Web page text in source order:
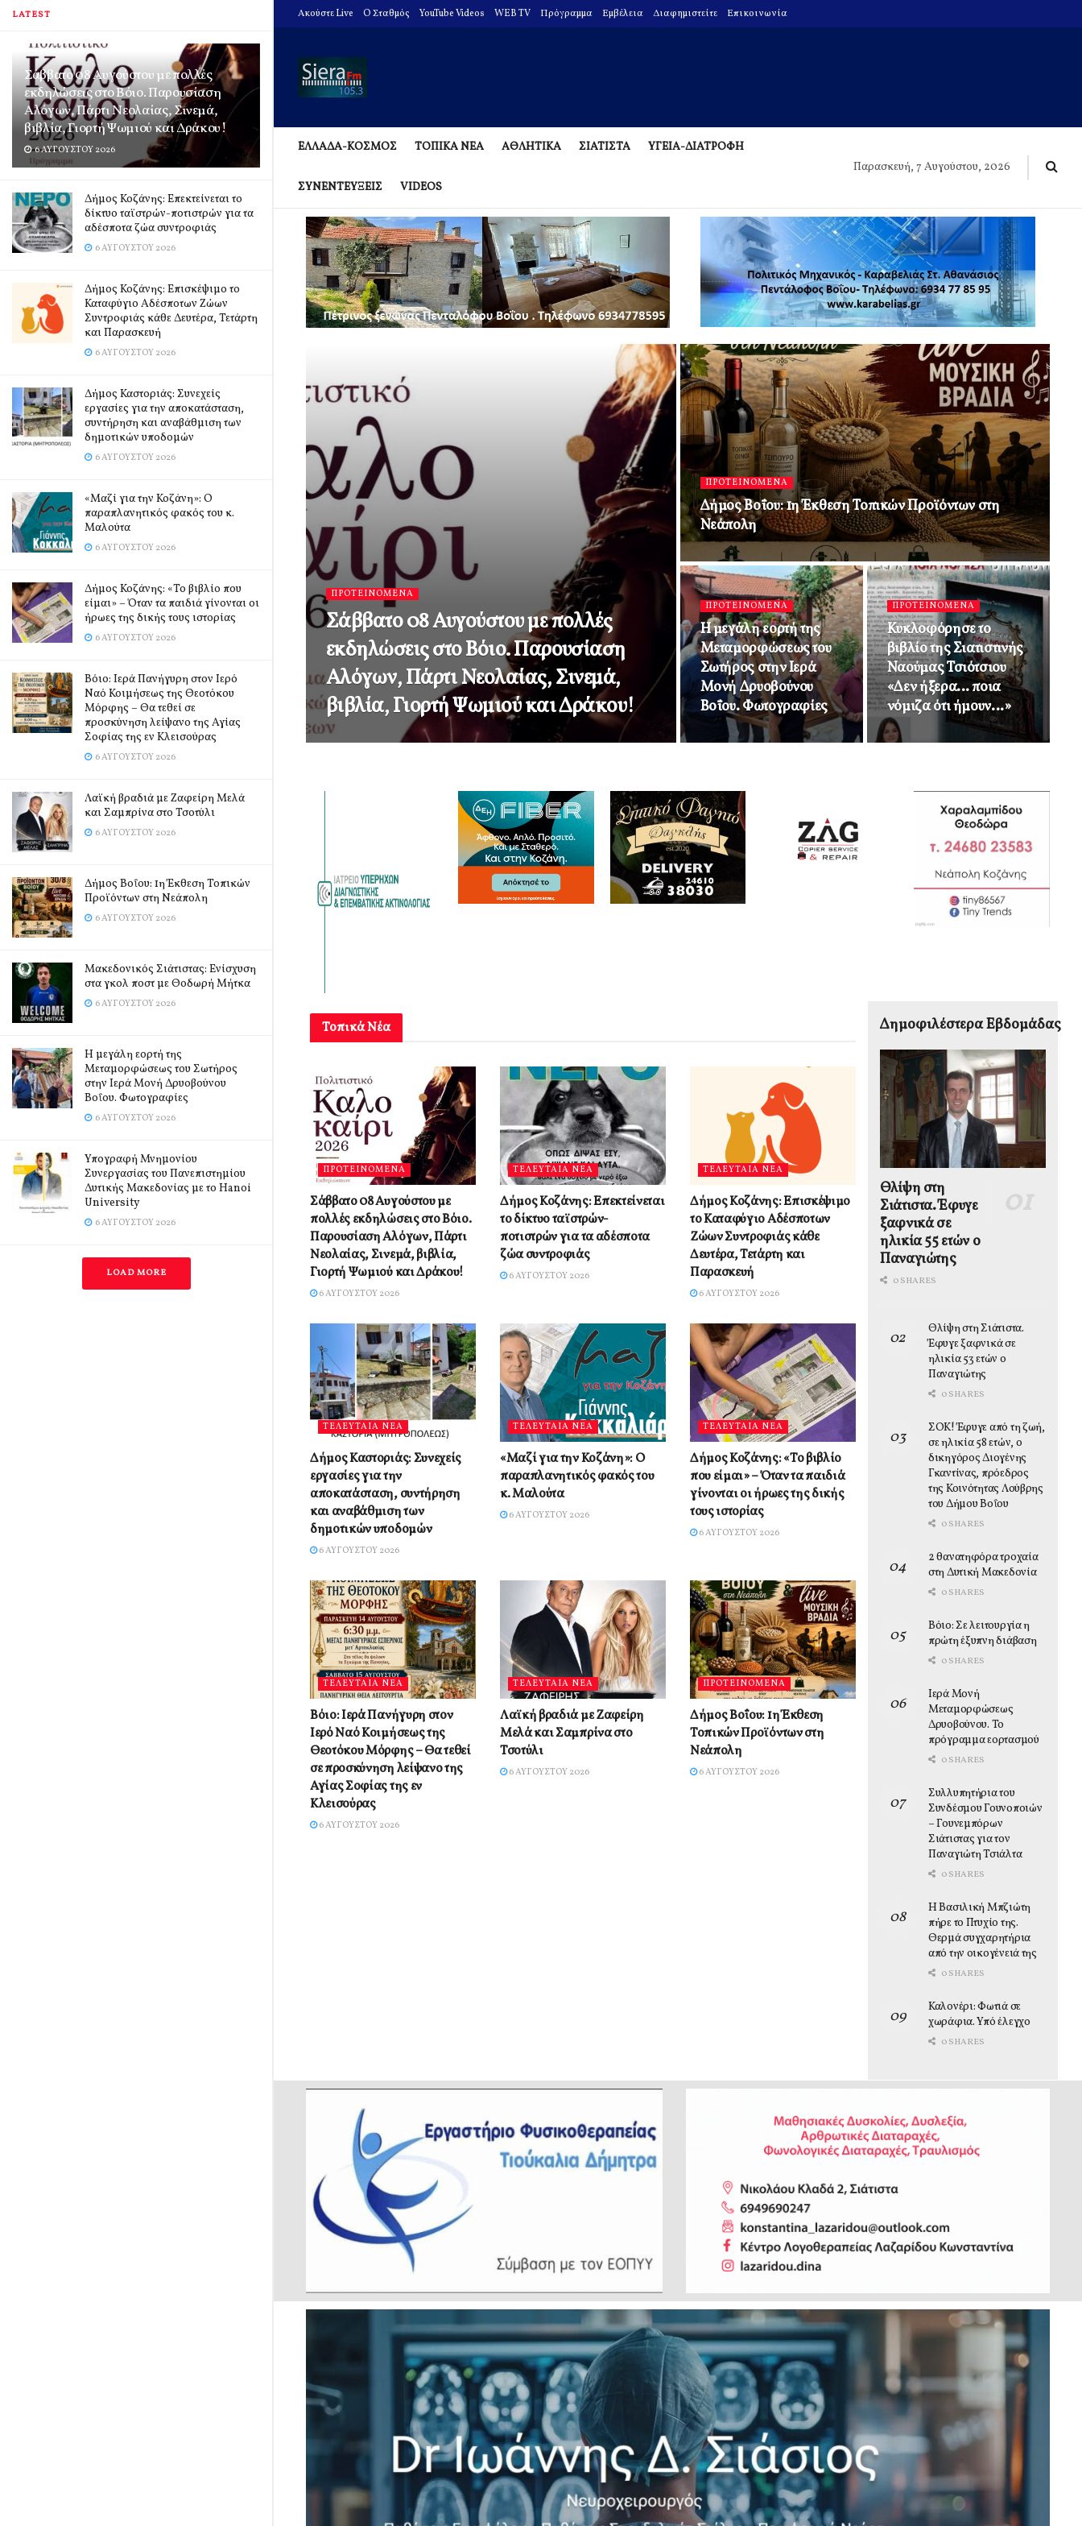
LATEST
Σάββατο 08 Αυγούστου με πολλές
εκδηλώσεις στο Βόιο. Παρουσίαση
Αλόγων, Πάρτι Νεολαίας, Σινεμά,
βιβλία, Γιορτή Ψωμιού και Δράκου!
6 ΑΥΓΟΎΣΤΟΥ 2026
Δήμος Κοζάνης: Επεκτείνεται το
δίκτυο ταϊστρών-ποτιστρών για τα
αδέσποτα ζώα συντροφιάς
6 ΑΥΓΟΎΣΤΟΥ 2026
Δήμος Κοζάνης: Επισκέψιμο το
Καταφύγιο Αδέσποτων Ζώων
Συντροφιάς κάθε Δευτέρα, Τετάρτη
και Παρασκευή
6 ΑΥΓΟΎΣΤΟΥ 2026
Δήμος Καστοριάς: Συνεχείς
εργασίες για την αποκατάσταση,
συντήρηση και αναβάθμιση των
δημοτικών υποδομών
6 ΑΥΓΟΎΣΤΟΥ 2026
«Μαζί για την Κοζάνη»: Ο
παραπλανητικός φακός του κ.
Μαλούτα
6 ΑΥΓΟΎΣΤΟΥ 2026
Δήμος Κοζάνης: «Το βιβλίο που
είμαι» – Όταν τα παιδιά γίνονται οι
ήρωες της δικής τους ιστορίας
6 ΑΥΓΟΎΣΤΟΥ 2026
Βόιο: Ιερά Πανήγυρη στον Ιερό
Ναό Κοιμήσεως της Θεοτόκου
Μόρφης – Θα τεθεί σε
προσκύνηση λείψανο της Αγίας
Σοφίας της εν Κλεισούρας
6 ΑΥΓΟΎΣΤΟΥ 2026
Λαϊκή βραδιά με Ζαφείρη Μελά
και Σαμπρίνα στο Τσοτύλι
6 ΑΥΓΟΎΣΤΟΥ 2026
Δήμος Βοΐου: 1η Έκθεση Τοπικών
Προϊόντων στη Νεάπολη
6 ΑΥΓΟΎΣΤΟΥ 2026
Μακεδονικός Σιάτιστας: Ενίσχυση
στα γκολ ποστ με Θοδωρή Μήτκα
6 ΑΥΓΟΎΣΤΟΥ 2026
Η μεγάλη εορτή της
Μεταμορφώσεως του Σωτήρος
στην Ιερά Μονή Δρυοβούνου
Βοΐου. Φωτογραφίες
6 ΑΥΓΟΎΣΤΟΥ 2026
Υπογραφή Μνημονίου
Συνεργασίας του Πανεπιστημίου
Δυτικής Μακεδονίας με το Hanoi
University
6 ΑΥΓΟΎΣΤΟΥ 2026
LOAD MORE
Ακούστε Live O Σταθμός YouTube Videos WEB TV Πρόγραμμα Εμβέλεια Διαφημιστείτε Επικοινωνία
ΕΛΛΑΔΑ-ΚΟΣΜΟΣ ΤΟΠΙΚΑ ΝΕΑ ΑΘΛΗΤΙΚΑ ΣΙΑΤΙΣΤΑ ΥΓΕΙΑ-ΔΙΑΤΡΟΦΗ
ΣΥΝΕΝΤΕΥΞΕΙΣ VIDEOS
Παρασκευή, 7 Αυγούστου, 2026
ΠΡΟΤΕΙΝΟΜΕΝΑ
Σάββατο 08 Αυγούστου με πολλές
εκδηλώσεις στο Βόιο. Παρουσίαση
Αλόγων, Πάρτι Νεολαίας, Σινεμά,
βιβλία, Γιορτή Ψωμιού και Δράκου!
ΠΡΟΤΕΙΝΟΜΕΝΑ
Δήμος Βοΐου: 1η Έκθεση Τοπικών Προϊόντων στη
Νεάπολη
ΠΡΟΤΕΙΝΟΜΕΝΑ
Η μεγάλη εορτή της
Μεταμορφώσεως του
Σωτήρος στην Ιερά
Μονή Δρυοβούνου
Βοΐου. Φωτογραφίες
ΠΡΟΤΕΙΝΟΜΕΝΑ
Κυκλοφόρησε το
βιβλίο της Σιατιστινής
Ναούμας Τσιότσιου
«Δεν ήξερα… ποια
νόμιζα ότι ήμουν…»
Τοπικά Νέα
ΠΡΟΤΕΙΝΟΜΕΝΑ
Σάββατο 08 Αυγούστου με
πολλές εκδηλώσεις στο Βόιο.
Παρουσίαση Αλόγων, Πάρτι
Νεολαίας, Σινεμά, βιβλία,
Γιορτή Ψωμιού και Δράκου!
6 ΑΥΓΟΎΣΤΟΥ 2026
ΤΕΛΕΥΤΑΙΑ ΝΕΑ
Δήμος Κοζάνης: Επεκτείνεται
το δίκτυο ταϊστρών-
ποτιστρών για τα αδέσποτα
ζώα συντροφιάς
6 ΑΥΓΟΎΣΤΟΥ 2026
ΤΕΛΕΥΤΑΙΑ ΝΕΑ
Δήμος Κοζάνης: Επισκέψιμο
το Καταφύγιο Αδέσποτων
Ζώων Συντροφιάς κάθε
Δευτέρα, Τετάρτη και
Παρασκευή
6 ΑΥΓΟΎΣΤΟΥ 2026
ΤΕΛΕΥΤΑΙΑ ΝΕΑ
Δήμος Καστοριάς: Συνεχείς
εργασίες για την
αποκατάσταση, συντήρηση
και αναβάθμιση των
δημοτικών υποδομών
6 ΑΥΓΟΎΣΤΟΥ 2026
ΤΕΛΕΥΤΑΙΑ ΝΕΑ
«Μαζί για την Κοζάνη»: Ο
παραπλανητικός φακός του
κ. Μαλούτα
6 ΑΥΓΟΎΣΤΟΥ 2026
ΤΕΛΕΥΤΑΙΑ ΝΕΑ
Δήμος Κοζάνης: «Το βιβλίο
που είμαι» – Όταν τα παιδιά
γίνονται οι ήρωες της δικής
τους ιστορίας
6 ΑΥΓΟΎΣΤΟΥ 2026
ΤΕΛΕΥΤΑΙΑ ΝΕΑ
Βόιο: Ιερά Πανήγυρη στον
Ιερό Ναό Κοιμήσεως της
Θεοτόκου Μόρφης – Θα τεθεί
σε προσκύνηση λείψανο της
Αγίας Σοφίας της εν
Κλεισούρας
6 ΑΥΓΟΎΣΤΟΥ 2026
ΤΕΛΕΥΤΑΙΑ ΝΕΑ
Λαϊκή βραδιά με Ζαφείρη
Μελά και Σαμπρίνα στο
Τσοτύλι
6 ΑΥΓΟΎΣΤΟΥ 2026
ΠΡΟΤΕΙΝΟΜΕΝΑ
Δήμος Βοΐου: 1η Έκθεση
Τοπικών Προϊόντων στη
Νεάπολη
6 ΑΥΓΟΎΣΤΟΥ 2026
Δημοφιλέστερα Εβδομάδας
Θλίψη στη
Σιάτιστα. Έφυγε
ξαφνικά σε
ηλικία 55 ετών ο
Παναγιώτης
0 SHARES
Θλίψη στη Σιάτιστα.
Έφυγε ξαφνικά σε
ηλικία 53 ετών ο
Παναγιώτης
0 SHARES
ΣΟΚ! Έφυγε από τη ζωή,
σε ηλικία 58 ετών, ο
δικηγόρος Διογένης
Γκαντίνας, πρόεδρος
της Κοινότητας Λούβρης
του Δήμου Βοΐου
0 SHARES
2 θανατηφόρα τροχαία
στη Δυτική Μακεδονία
0 SHARES
Βόιο: Σε λειτουργία η
πρώτη έξυπνη διάβαση
0 SHARES
Ιερά Μονή
Μεταμορφώσεως
Δρυοβούνου. Το
πρόγραμμα εορτασμού
0 SHARES
Συλλυπητήρια του
Συνδέσμου Γουνοποιών
– Γουνεμπόρων
Σιάτιστας για τον
Παναγιώτη Τσιάλτα
0 SHARES
Η Βασιλική Μπζιώτη
πήρε το Πτυχίο της.
Θερμά συγχαρητήρια
από την οικογένειά της
0 SHARES
Καλονέρι: Φωτιά σε
χωράφια. Υπό έλεγχο
0 SHARES